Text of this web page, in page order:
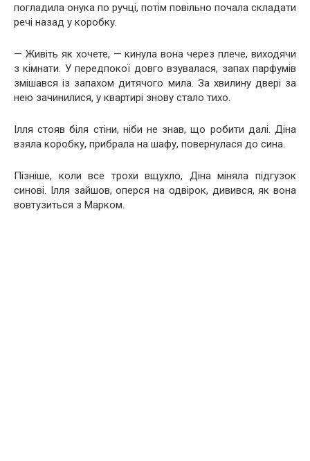
погладила онука по ручці, потім повільно почала складати
речі назад у коробку.
— Живіть як хочете, — кинула вона через плече, виходячи
з кімнати. У передпокої довго взувалася, запах парфумів
змішався із запахом дитячого мила. За хвилину двері за
нею зачинилися, у квартирі знову стало тихо.
Ілля стояв біля стіни, ніби не знав, що робити далі. Діна
взяла коробку, прибрала на шафу, повернулася до сина.
Пізніше, коли все трохи вщухло, Діна міняла підгузок
синові. Ілля зайшов, оперся на одвірок, дивився, як вона
вовтузиться з Марком.